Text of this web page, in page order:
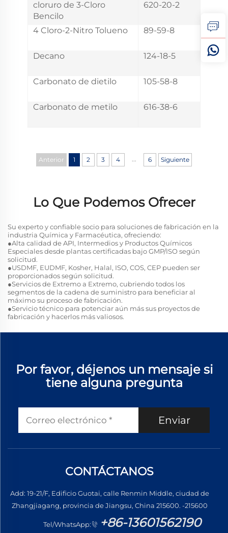
cloruro de 3-Cloro
Bencilo
620-20-2
4 Cloro-2-Nitro Tolueno 89-59-8
Decano 124-18-5
Carbonato de dietilo 105-58-8
Carbonato de metilo 616-38-6
Anterior 1 2 3 4 ... 6 Siguiente
Lo Que Podemos Ofrecer
Su experto y confiable socio para soluciones de fabricación en la
industria Química y Farmacéutica, ofreciendo:
●Alta calidad de API, Intermedios y Productos Químicos
Especiales desde plantas certificadas bajo GMP/ISO según
solicitud.
●USDMF, EUDMF, Kosher, Halal, ISO, COS, CEP pueden ser
proporcionados según solicitud.
●Servicios de Extremo a Extremo, cubriendo todos los
segmentos de la cadena de suministro para beneficiar al
máximo su proceso de fabricación.
●Servicio técnico para potenciar aún más sus proyectos de
fabricación y hacerlos más valiosos.
Por favor, déjenos un mensaje si
tiene alguna pregunta
Enviar
CONTÁCTANOS
Add: 19-21/F, Edificio Guotai, calle Renmin Middle, ciudad de
Zhangjiagang, provincia de Jiangsu, China 215600. -215600
Tel/WhatsApp: +86-13601562190